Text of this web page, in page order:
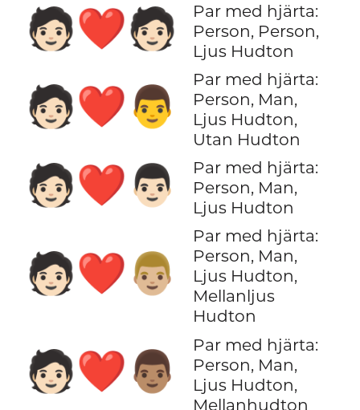
🧑🏻‍❤️‍🧑🏻
Par med hjärta:
Person, Person,
Ljus Hudton
🧑🏻‍❤️‍👨
Par med hjärta:
Person, Man,
Ljus Hudton,
Utan Hudton
🧑🏻‍❤️‍👨🏻
Par med hjärta:
Person, Man,
Ljus Hudton
🧑🏻‍❤️‍👨🏼
Par med hjärta:
Person, Man,
Ljus Hudton,
Mellanljus
Hudton
🧑🏻‍❤️‍👨🏽
Par med hjärta:
Person, Man,
Ljus Hudton,
Mellanhudton